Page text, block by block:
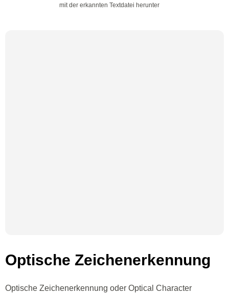
mit der erkannten Textdatei herunter
Optische Zeichenerkennung
Optische Zeichenerkennung oder Optical Character